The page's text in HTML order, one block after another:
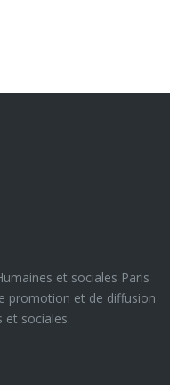
et sociales Paris
promotion et de diffusion
et sociales.